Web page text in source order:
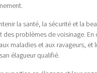
la santé, la sécurité et la
problèmes de voisinage.
maladies et aux ravageurs, et
élagueur qualifié.